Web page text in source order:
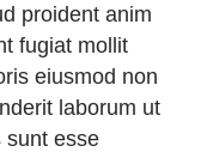
proident anim
fugiat mollit
eiusmod non
laborum ut
sunt esse